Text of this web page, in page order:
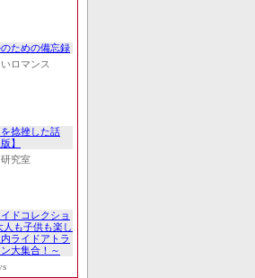
ための備忘録
ロマンス
捻挫した話
】
究室
ドコレクショ
人も子供も楽し
ライドアトラ
大集合！～